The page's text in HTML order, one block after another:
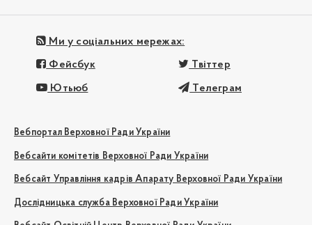
Ми у соціальних мережах:
Фейсбук Твіттер
Ютьюб Телеграм
Вебпортал Верховної Ради України
Вебсайти комітетів Верховної Ради України
Вебсайт Управління кадрів Апарату Верховної Ради України
Дослідницька служба Верховної Ради України